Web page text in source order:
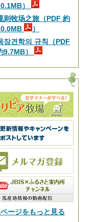
）
则牧场之旅（PDF 約
）
장견학의 규칙（PDF
9.7MB）
ージをもっと見る